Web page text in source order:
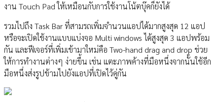
งาน Touch Pad ให้เหมือนกับการใช้งานโน้ตบุ๊คก็ยังได้
รวมไปถึง Task Bar ที่สามรถเพิ่มจำนวนแอปได้มากสูงสุด 12 แอป
หรือจะเปิดใช้งานแบบแบ่งจอ Multi windows ได้สูงสุด 3 แอปพร้อม
กัน และฟีเจอร์ที่เพิ่มเข้ามาใหม่คือ Two-hand drag and drop ช่วย
ให้การทำงานต่างๆ ง่ายขึ้น เช่น แตะภาพค้างที่มือหนึ่งจากนั้นใช้อีก
มือหนึ่งส่งรูปข้ามไปยังแอปที่เปิดไว้คู่กัน